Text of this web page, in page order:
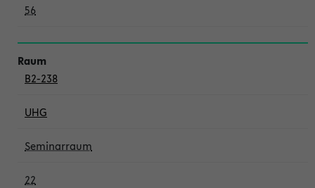
56
B2-238
UHG
Seminarraum
22